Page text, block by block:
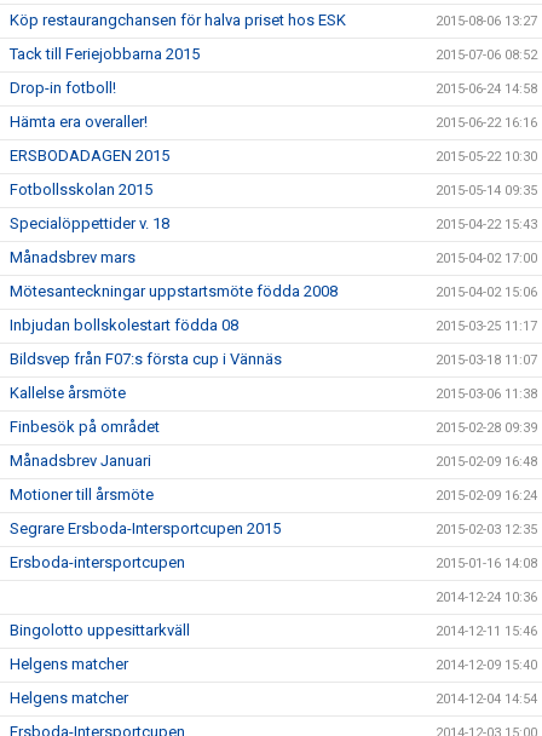
Köp restaurangchansen för halva priset hos ESK 2015-08-06 13:27
Tack till Feriejobbarna 2015 2015-07-06 08:52
Drop-in fotboll! 2015-06-24 14:58
Hämta era overaller! 2015-06-22 16:16
ERSBODADAGEN 2015 2015-05-22 10:30
Fotbollsskolan 2015 2015-05-14 09:35
Specialöppettider v. 18 2015-04-22 15:43
Månadsbrev mars 2015-04-02 17:00
Mötesanteckningar uppstartsmöte födda 2008 2015-04-02 15:06
Inbjudan bollskolestart födda 08 2015-03-25 11:17
Bildsvep från F07:s första cup i Vännäs 2015-03-18 11:07
Kallelse årsmöte 2015-03-06 11:38
Finbesök på området 2015-02-28 09:39
Månadsbrev Januari 2015-02-09 16:48
Motioner till årsmöte 2015-02-09 16:24
Segrare Ersboda-Intersportcupen 2015 2015-02-03 12:35
Ersboda-intersportcupen 2015-01-16 14:08
2014-12-24 10:36
Bingolotto uppesittarkväll 2014-12-11 15:46
Helgens matcher 2014-12-09 15:40
Helgens matcher 2014-12-04 14:54
Ersboda-Intersportcupen